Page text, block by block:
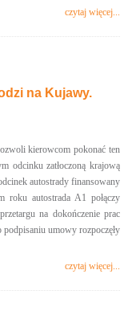
czytaj więcej...
na Kujawy.
kierowcom pokonać ten
odcinku zatłoczoną krajową
autostrady finansowany
autostrada A1 połączy
na dokończenie prac
umowy rozpoczęły
czytaj więcej...